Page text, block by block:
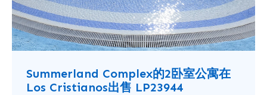
Summerland Complex的2卧室公寓在
Los Cristianos出售 LP23944